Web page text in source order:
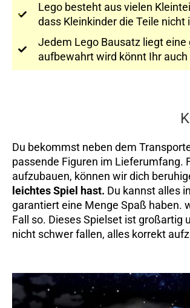
Lego besteht aus vielen
dass Kleinkinder die Teile nicht
Jedem Lego Bausatz liegt
aufbewahrt wird könnt Ihr
Du bekommst neben dem
passende Figuren im Lieferumfang.
aufzubauen, können wir dich
leichtes Spiel hast. Du kannst alles
garantiert eine Menge Spaß haben.
Fall so. Dieses Spielset ist großartig
nicht schwer fallen, alles korrekt